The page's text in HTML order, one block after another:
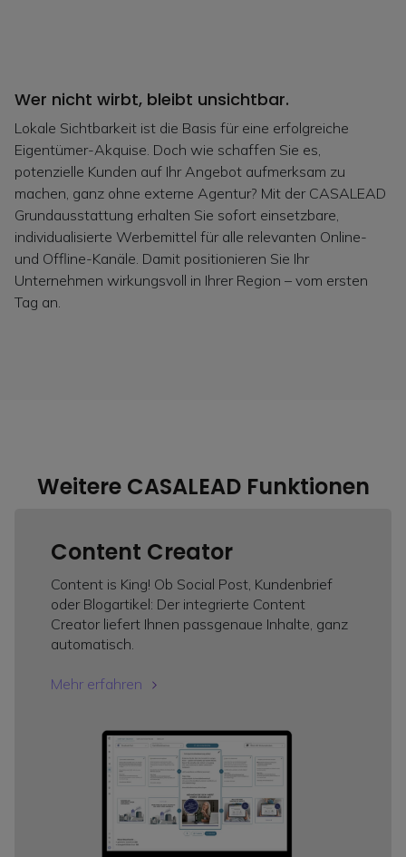
Wer nicht wirbt, bleibt unsichtbar.
Lokale Sichtbarkeit ist die Basis für eine erfolgreiche
Eigentümer-Akquise. Doch wie schaffen Sie es,
potenzielle Kunden auf Ihr Angebot aufmerksam zu
machen, ganz ohne externe Agentur? Mit der CASALEAD
Grundausstattung erhalten Sie sofort einsetzbare,
individualisierte Werbemittel für alle relevanten Online-
und Offline-Kanäle. Damit positionieren Sie Ihr
Unternehmen wirkungsvoll in Ihrer Region – vom ersten
Tag an.
Weitere CASALEAD Funktionen
Content Creator
Content is King! Ob Social Post, Kundenbrief
oder Blogartikel: Der integrierte Content
Creator liefert Ihnen passgenaue Inhalte, ganz
automatisch.
Mehr erfahren